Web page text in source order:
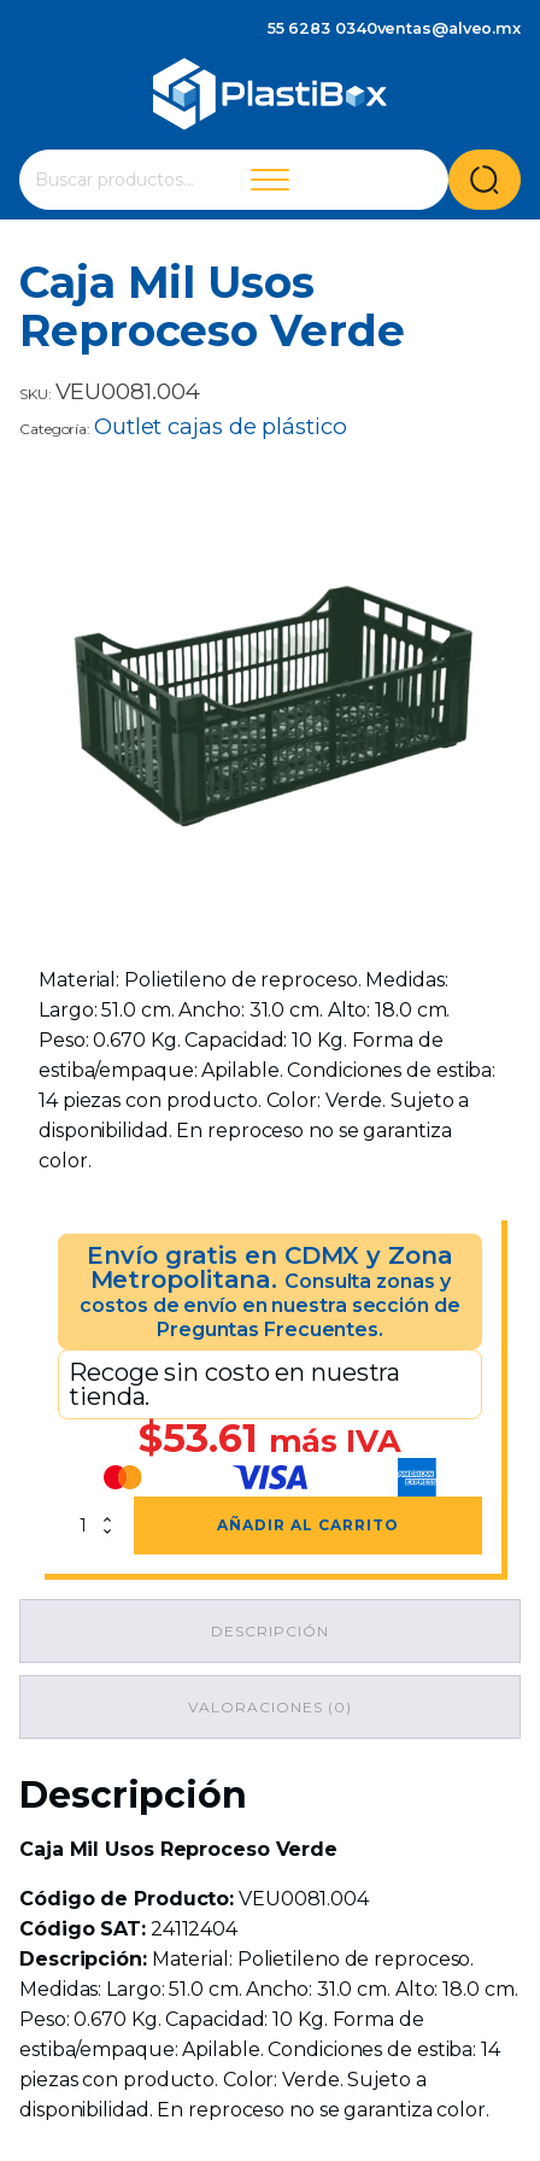
55 6283 0340ventas@alveo.mx
Buscar
por:
Cuando hay resultados autocompletados, puedes
Caja Mil Usos
Reproceso Verde
SKU: VEU0081.004
Categoría: Outlet cajas de plástico
Material: Polietileno de reproceso. Medidas:
Largo: 51.0 cm. Ancho: 31.0 cm. Alto: 18.0 cm.
Peso: 0.670 Kg. Capacidad: 10 Kg. Forma de
estiba/empaque: Apilable. Condiciones de estiba:
14 piezas con producto. Color: Verde. Sujeto a
disponibilidad. En reproceso no se garantiza
color.
Envío gratis en CDMX y Zona
Metropolitana. Consulta zonas y
costos de envío en nuestra sección de
Preguntas Frecuentes.
Recoge sin costo en nuestra
tienda.
$53.61 más IVA
Caja
AÑADIR AL CARRITO
DESCRIPCIÓN
VALORACIONES (0)
Descripción
Caja Mil Usos Reproceso Verde
Código de Producto: VEU0081.004
Código SAT:24112404
Descripción:Material: Polietileno de reproceso.
Medidas: Largo: 51.0 cm. Ancho: 31.0 cm. Alto: 18.0 cm.
Peso: 0.670 Kg. Capacidad: 10 Kg. Forma de
estiba/empaque: Apilable. Condiciones de estiba: 14
piezas con producto. Color: Verde. Sujeto a
disponibilidad. En reproceso no se garantiza color.